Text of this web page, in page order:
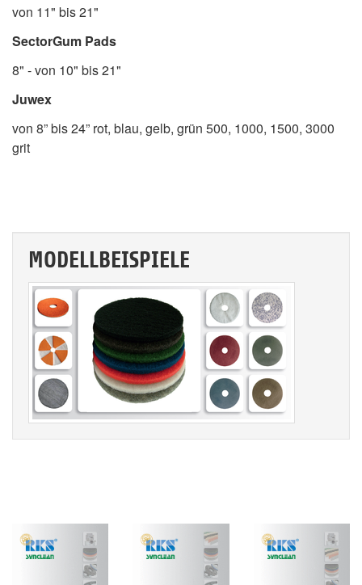
von 11" bis 21"
SectorGum Pads
8" - von 10" bis 21"
Juwex
von 8” bis 24” rot, blau, gelb, grün 500, 1000, 1500, 3000
grit
MODELLBEISPIELE